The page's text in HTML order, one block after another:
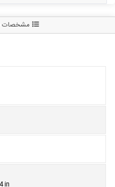
مشخصات
in